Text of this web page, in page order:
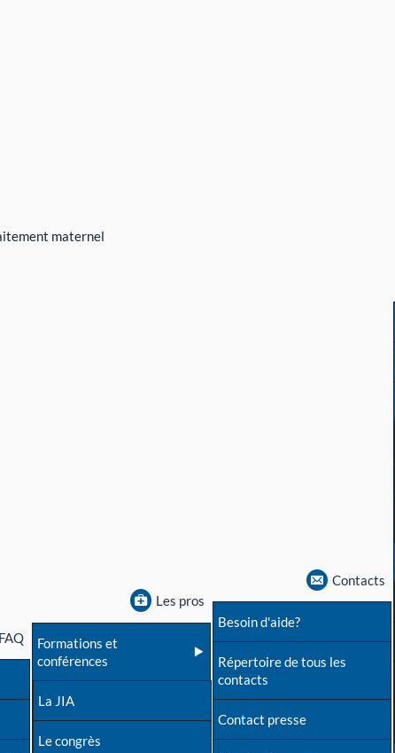
maternel
FAQ
Les pros
Formations et
conférences
La JIA
Le congrès
Contacts
Besoin d'aide?
Répertoire de tous les
contacts
Contact presse